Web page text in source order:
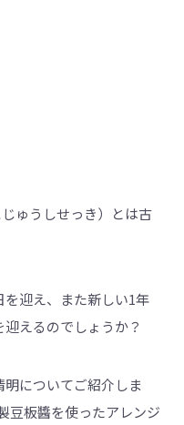
ゅうしせっき）とは古
迎え、また新しい1年
えるのでしょうか？
についてご紹介しま
豆板醬を使ったアレンジ